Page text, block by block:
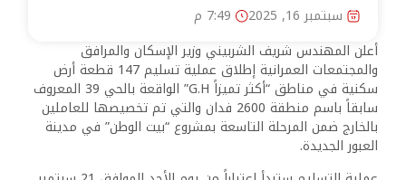
سبتمبر 16, 2025
7:49 م
أعلن المهندس شريف الشربيني وزير الإسكان والمرافق
والمجتمعات العمرانية إطلاق عملية تسليم 147 قطعة أرض
سكنية في مناطق “أكثر تميزاً G.H” الواقعة بالحي 39 المعروف
سابقاً باسم منطقة 2600 فدان والتي تم تخصيصها للعاملين
بالخارج ضمن المرحلة التاسعة بمشروع “بيت الوطن” في مدينة
العبور الجديدة.